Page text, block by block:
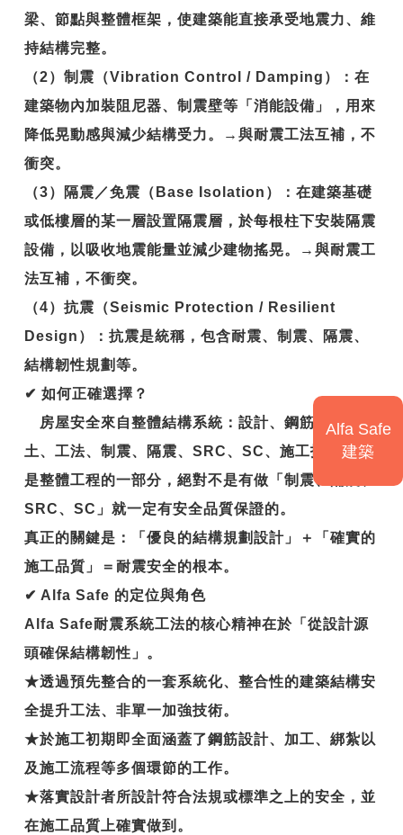
梁、節點與整體框架，使建築能直接承受地震力、維
持結構完整。
（2）制震（Vibration Control / Damping）：在
建築物內加裝阻尼器、制震壁等「消能設備」，用來
降低晃動感與減少結構受力。→與耐震工法互補，不
衝突。
（3）隔震／免震（Base Isolation）：在建築基礎
或低樓層的某一層設置隔震層，於每根柱下安裝隔震
設備，以吸收地震能量並減少建物搖晃。→與耐震工
法互補，不衝突。
（4）抗震（Seismic Protection / Resilient
Design）：抗震是統稱，包含耐震、制震、隔震、
結構韌性規劃等。
✔ 如何正確選擇？
房屋安全來自整體結構系統：設計、鋼筋、混凝
土、工法、制震、隔震、SRC、SC、施工技術等都
是整體工程的一部分，絕對不是有做「制震、隔震、
SRC、SC」就一定有安全品質保證的。
真正的關鍵是：
「優良的結構規劃設計」＋「確實的
施工品質」＝耐震安全的根本。
✔ Alfa Safe 的定位與角色
Alfa Safe耐震系統工法的核心精神在於「從設計源
頭確保結構韌性」。
★透過預先整合的一套系統化、整合性的建築結構安
全提升工法、非單一加強技術。
★於施工初期即全面涵蓋了鋼筋設計、加工、綁紮以
及施工流程等多個環節的工作。
★落實設計者所設計符合法規或標準之上的安全，並
在施工品質上確實做到。
Alfa Safe
建築